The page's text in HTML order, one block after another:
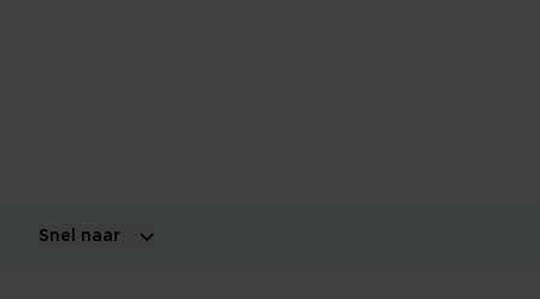
Snel naar